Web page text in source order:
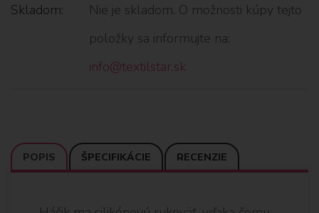
Skladom:
Nie je skladom. O možnosti kúpy tejto
položky sa informujte na:
info@textilstar.sk
POPIS ŠPECIFIKÁCIE RECENZIE